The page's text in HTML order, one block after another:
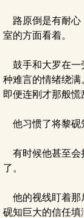
路原倒是有耐心
室的方面看着。
鼓手和大罗在一
种难言的情绪绕满
即便连刚才那般慌
他习惯了将黎砚
有时候他甚至会
了。
他的视线盯着那
砚知巨大的信任